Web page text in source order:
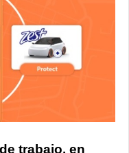
trabajo, en